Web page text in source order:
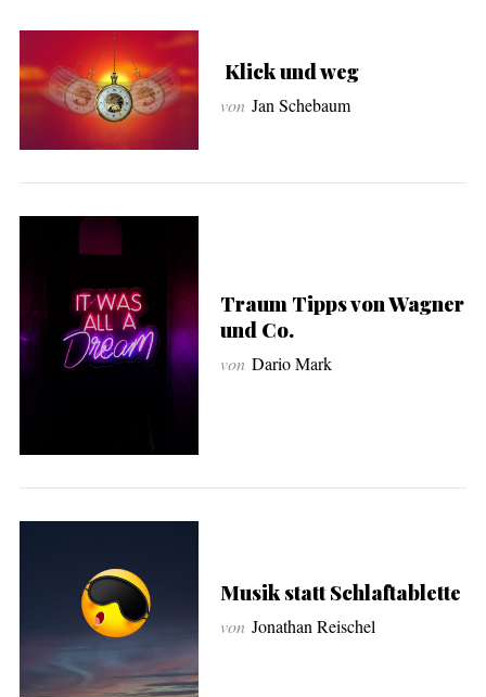
Klick und weg
von Jan Schebaum
Traum Tipps von Wagner
und Co.
von Dario Mark
Musik statt Schlaftablette
von Jonathan Reischel